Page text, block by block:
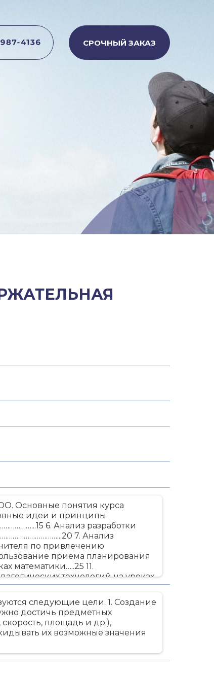
СРОЧНЫЙ ЗАКАЗ
Основные понятия курса
идеи и принципы
6. Анализ разработки
7. Анализ
по привлечению
приема планирования
математики…..25 11.
технологий на уроках
13. План-конспект урока
14. Сценарий
следующие цели. 1. Создание
достичь предметных
площадь и др.),
их возможные значения